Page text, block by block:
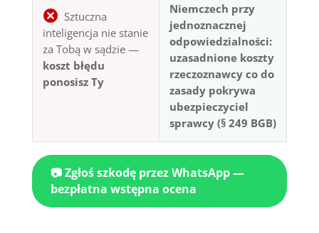
Sztuczna
inteligencja nie stanie
za Tobą w sądzie —
koszt błędu
ponosisz Ty
Niemczech przy
jednoznacznej
odpowiedzialności:
uzasadnione koszty
rzeczoznawcy co do
zasady pokrywa
ubezpieczyciel
sprawcy (§ 249 BGB)
📷 Zgłoś szkodę przez WhatsApp —
bezpłatna wstępna ocena